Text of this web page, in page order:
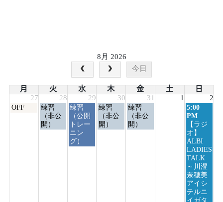
8月 2026
今日
月 火 水 木 金 土
日
27
28 29 30 31 1 2
月
OFF
火
曜
日,
練習
（非公
開）
水
曜
日,
7
月
練習
（公開
トレー
ニン
グ）
木
曜
日,
練習
（非公
開）
金
曜
日,
練習
（非公
開）
日
曜
日,
8
月
2nd
2026
5:00
PM
【ラジ
オ】
ALBI
LADIES
TALK
～川澄
奈穂美
アイシ
テルニ
イガタ